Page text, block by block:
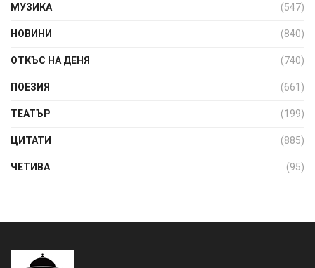
МУЗИКА (547)
НОВИНИ (840)
ОТКЪС НА ДЕНЯ (740)
ПОЕЗИЯ (661)
ТЕАТЪР (199)
ЦИТАТИ (885)
ЧЕТИВА (95)